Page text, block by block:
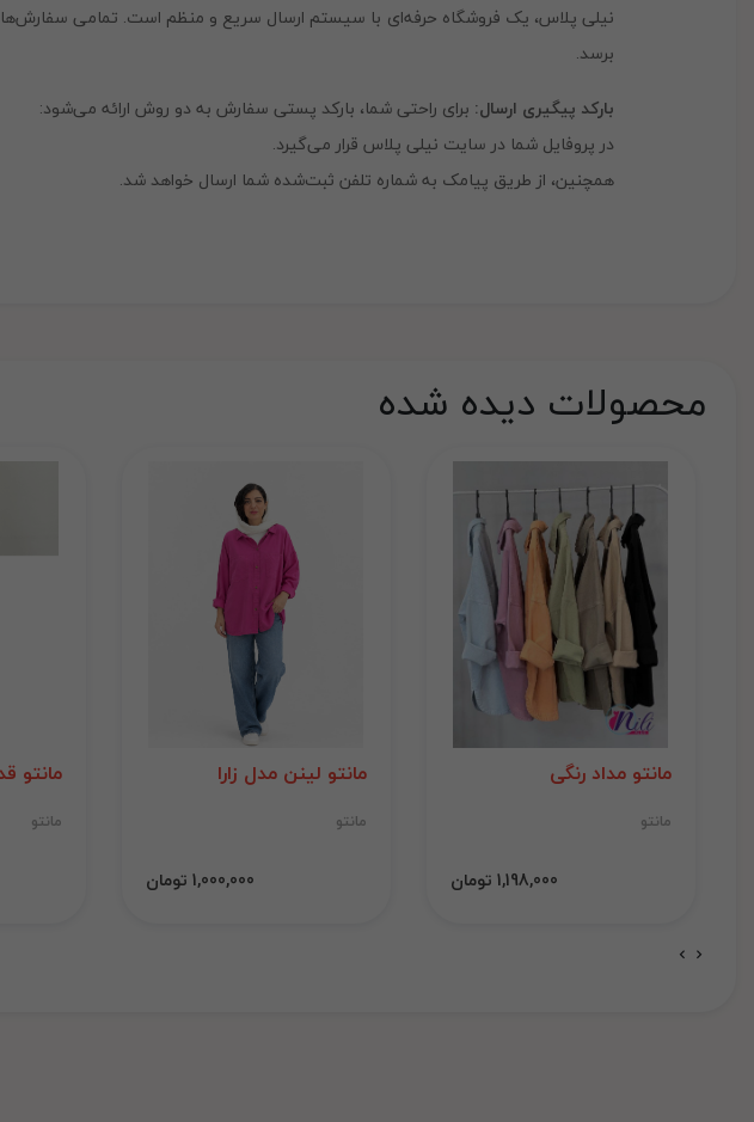
نیلی پلاس، یک فروشگاه حرفه‌ای با سیستم ارسال سریع و منظم است. تمامی
برسد.
بارکد پیگیری ارسال: برای راحتی شما، بارکد پستی سفارش به دو روش ارائه می‌شود:
در پروفایل شما در سایت نیلی پلاس قرار می‌گیرد.
همچنین، از طریق پیامک به شماره تلفن ثبت‌شده شما ارسال خواهد شد.
محصولات دیده شده
مانتو مداد رنگی
مانتو
1,198,000 تومان
مانتو لینن مدل زارا
مانتو
1,000,000 تومان
مانتو
مانتو